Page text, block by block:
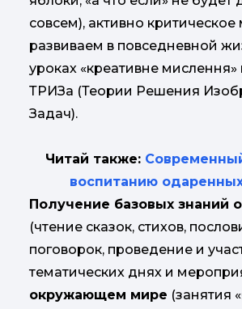
совсем), активно
развиваем в повседневной
уроках «креативне мислення»
ТРИЗа (Теории Решения
Задач).
Читай также:
воспитанию
Получение базовых знаний
(чтение сказок, стихов,
поговорок, проведение и
тематических днях и
окружающем мире (занятия